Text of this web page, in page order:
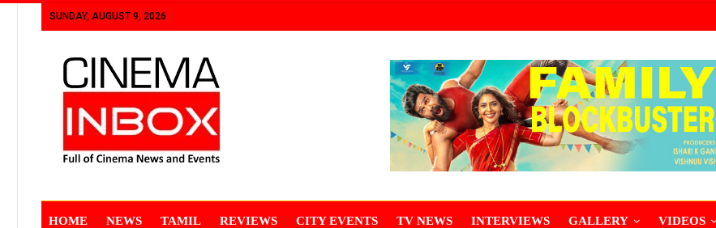
SUNDAY, AUGUST 9, 2026
HOME NEWS TAMIL REVIEWS CITY EVENTS TV NEWS INTERVIEWS GALLERY VIDEOS